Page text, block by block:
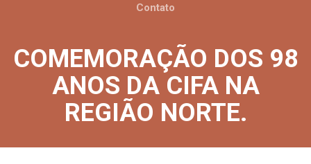
Contato
COMEMORAÇÃO DOS 98
ANOS DA CIFA NA
REGIÃO NORTE.